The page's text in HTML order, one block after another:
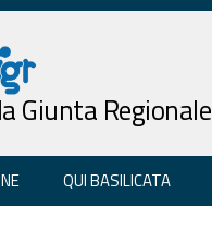
Giunta Regionale
QUI BASILICATA